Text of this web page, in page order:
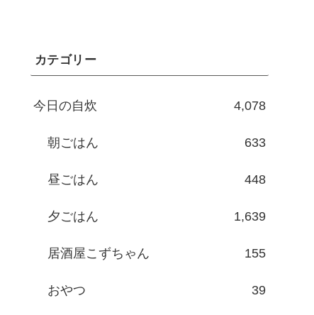
カテゴリー
今日の自炊 4,078
朝ごはん 633
昼ごはん 448
夕ごはん 1,639
居酒屋こずちゃん 155
おやつ 39